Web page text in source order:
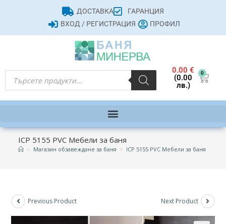
ДОСТАВКА
ГАРАНЦИЯ
ВХОД / РЕГИСТРАЦИЯ
ПРОФИЛ
0.00€
(0.00
лв.)
0
ICP 5155 PVC Мебели за баня
> Магазин обзавеждане за баня > ICP 5155 PVC Мебели за баня
Previous Product Next Product